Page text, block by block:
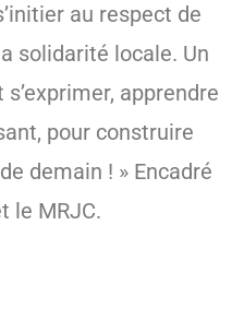
au respect de
solidarité locale. Un
apprendre
pour construire
demain ! » Encadré
le MRJC.